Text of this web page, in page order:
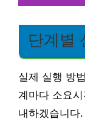
단계별
실제 실행 방
계마다 소요
내하겠습니다.